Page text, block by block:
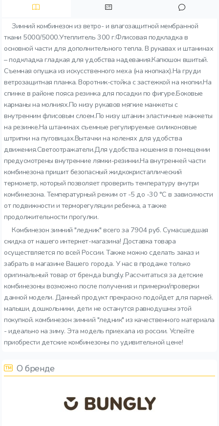
Зимний комбинезон из ветро- и влагозащитной мембранной
ткани 5000/5000.Утеплитель 300 г.Флисовая подкладка в
основной части для дополнительного тепла. В рукавах и штанинах
– подкладка гладкая для удобства надевания.Капюшон вшитый.
Съемная опушка из искусственного меха (на кнопках).На груди
ветрозащитная планка. Воротник-стойка с застежкой на кнопки.На
спинке в районе пояса резинка для посадки по фигуре.Боковые
карманы на молниях.По низу рукавов мягкие манжеты с
внутренним флисовым слоем.По низу штанин эластичные манжеты
на резинке.На штанинах съемные регулируемые силиконовые
штрипки на пуговицах.Вытачки на коленях для удобства
движения.Светоотражатели.Для удобства ношения в помещении
предусмотрены внутренние лямки-резинки.На внутренней части
комбинезона пришит безопасный жидкокристаллический
термометр, который позволяет проверить температуру внутри
комбинезона. Температурный режим от -5 до -30 °C в зависимости
от подвижности и терморегуляции ребенка, а также
продолжительности прогулки.
Комбинезон зимний "ледник" всего за 7904 руб. Сумасшедшая
скидка от нашего интернет-магазина! Доставка товара
осуществляется по всей России. Также можно сделать заказ и
забрать в магазине Вашего города. У нас в продаже только
оригинальный товар от бренда bungly. Рассчитаться за детские
комбинезоны возможно после получения и примерки/проверки
данной модели. Данный продукт прекрасно подойдет для парней.
малыши, дошкольники, дети не останутся равнодушны этой
покупкой. комбинезон зимний "ледник" из качественного материала
- идеально на зиму. Эта модель приехала из россии. Успейте
приобрести детские комбинезоны по удивительной цене!
О бренде